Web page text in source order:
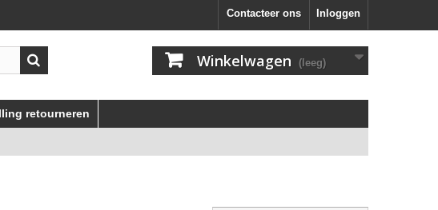
Inloggen
Contacteer ons
Winkelwagen (leeg)
retourneren